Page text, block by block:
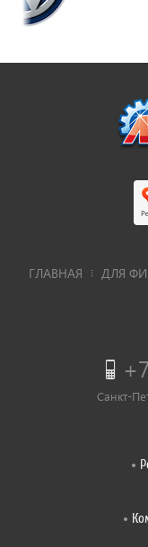
ГЛАВНАЯ ДЛЯ
Санкт-